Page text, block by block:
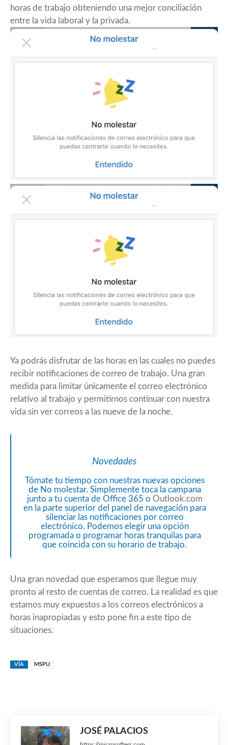
horas de trabajo obteniendo una mejor conciliación
entre la vida laboral y la privada.
Ya podrás disfrutar de las horas en las cuales no puedes
recibir notificaciones de correo de trabajo. Una gran
medida para limitar únicamente el correo electrónico
relativo al trabajo y permitirnos continuar con nuestra
vida sin ver correos a las nueve de la noche.
Novedades
Tómate tu tiempo con nuestras nuevas opciones
de No molestar. Simplemente toca la campana
junto a tu cuenta de Office 365 o Outlook.com
en la parte superior del panel de navegación para
silenciar las notificaciones por correo
electrónico. Podemos elegir una opción
programada o programar horas tranquilas para
que coincida con su horario de trabajo.
Una gran novedad que esperamos que llegue muy
pronto al resto de cuentas de correo. La realidad es que
estamos muy expuestos a los correos electrónicos a
horas inapropiadas y esto pone fin a este tipo de
situaciones.
VÍA MSPU
JOSÉ PALACIOS